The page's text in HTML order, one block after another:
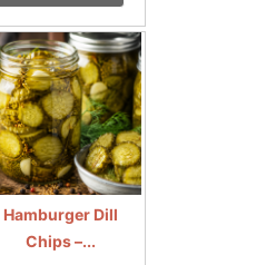
Hamburger Dill
Chips –...